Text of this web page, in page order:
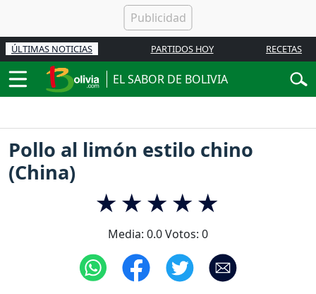
ÚLTIMAS NOTICIAS PARTIDOS HOY RECETAS
EL SABOR DE BOLIVIA
Pollo al limón estilo chino
(China)
Media: 0.0Votos: 0